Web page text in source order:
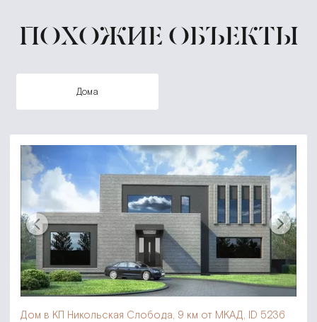
ПОХОЖИЕ ОБЪЕКТЫ
дома
Дом в КП Никольская Слобода, 9 км от МКАД, ID 5236